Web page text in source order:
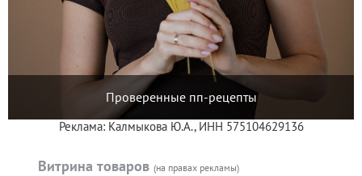
Проверенные пп-рецепты
Реклама: Калмыкова Ю.А., ИНН 575104629136
Витрина товаров (на правах рекламы)